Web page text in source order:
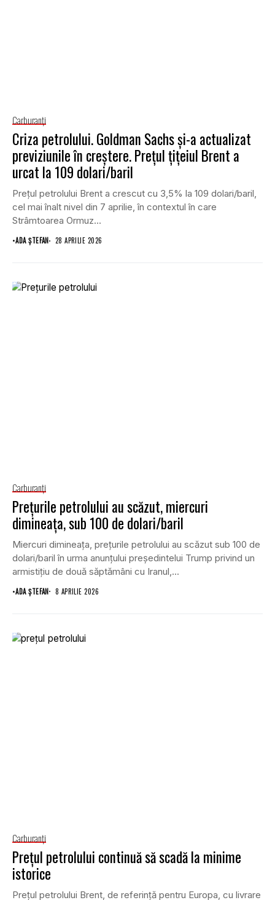
Carburanţi
Criza petrolului. Goldman Sachs și-a actualizat
previziunile în creștere. Prețul țițeiul Brent a
urcat la 109 dolari/baril
Prețul petrolului Brent a crescut cu 3,5% la 109 dolari/baril,
cel mai înalt nivel din 7 aprilie, în contextul în care
Strâmtoarea Ormuz...
•ADA ȘTEFAN 28 APRILIE 2026
Carburanţi
Prețurile petrolului au scăzut, miercuri
dimineața, sub 100 de dolari/baril
Miercuri dimineața, prețurile petrolului au scăzut sub 100 de
dolari/baril în urma anunțului președintelui Trump privind un
armistițiu de două săptămâni cu Iranul,...
•ADA ȘTEFAN 8 APRILIE 2026
Carburanţi
Preţul petrolului continuă să scadă la minime
istorice
Preţul petrolului Brent, de referinţă pentru Europa, cu livrare